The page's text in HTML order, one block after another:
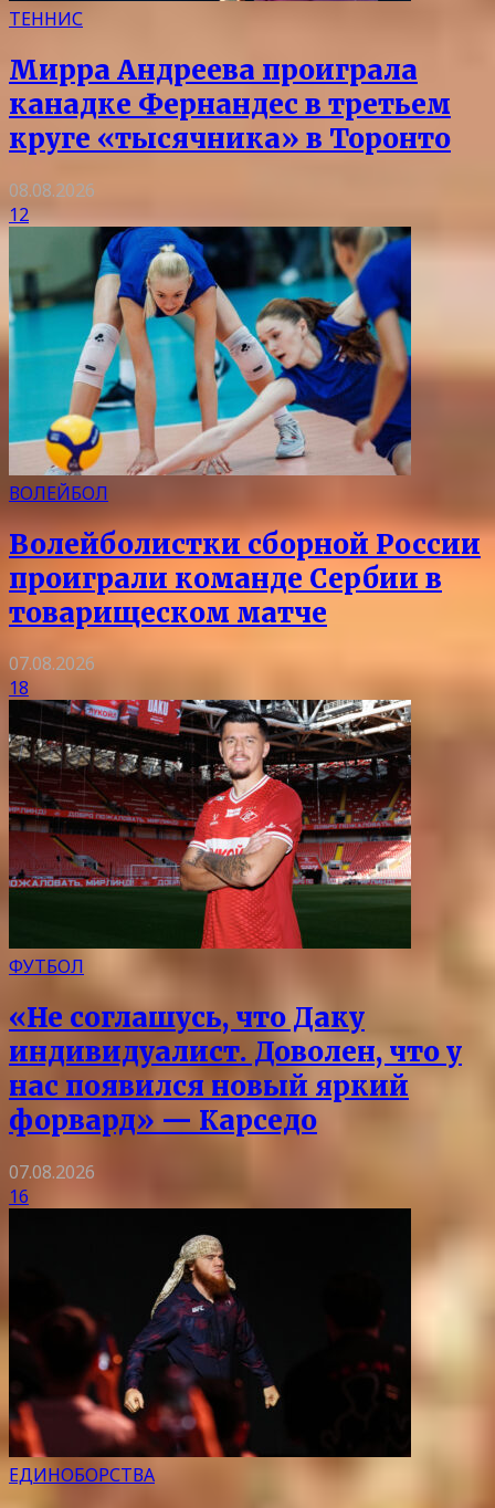
ТЕННИС
Мирра Андреева проиграла
канадке Фернандес в третьем
круге «тысячника» в Торонто
08.08.2026
12
ВОЛЕЙБОЛ
Волейболистки сборной России
проиграли команде Сербии в
товарищеском матче
07.08.2026
18
ФУТБОЛ
«Не соглашусь, что Даку
индивидуалист. Доволен, что у
нас появился новый яркий
форвард» — Карседо
07.08.2026
16
ЕДИНОБОРСТВА